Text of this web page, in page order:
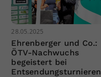
28.05.2025
Ehrenberger und Co.:
ÖTV-Nachwuchs
begeistert bei
Entsendungsturnieren